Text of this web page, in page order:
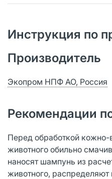
Инструкция по
Производитель
Экопром НПФ АО, Россия
Рекомендации
Перед обработкой кожно-
животного обильно
наносят шампунь из
животного, распределяют